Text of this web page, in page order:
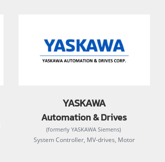
YASKAWA
Automation & Drives
(formerly YASKAWA Siemens)
System Controller, MV-drives, Motor